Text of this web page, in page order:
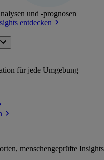
und -prognosen
entdecken
für jede Umgebung
menschengeprüfte Insights